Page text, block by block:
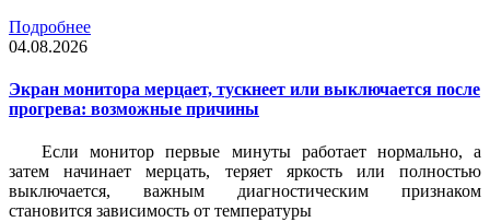
Подробнее
04.08.2026
Экран монитора мерцает, тускнеет или выключается после
прогрева: возможные причины
Если монитор первые минуты работает нормально, а
затем начинает мерцать, теряет яркость или полностью
выключается, важным диагностическим признаком
становится зависимость от температуры